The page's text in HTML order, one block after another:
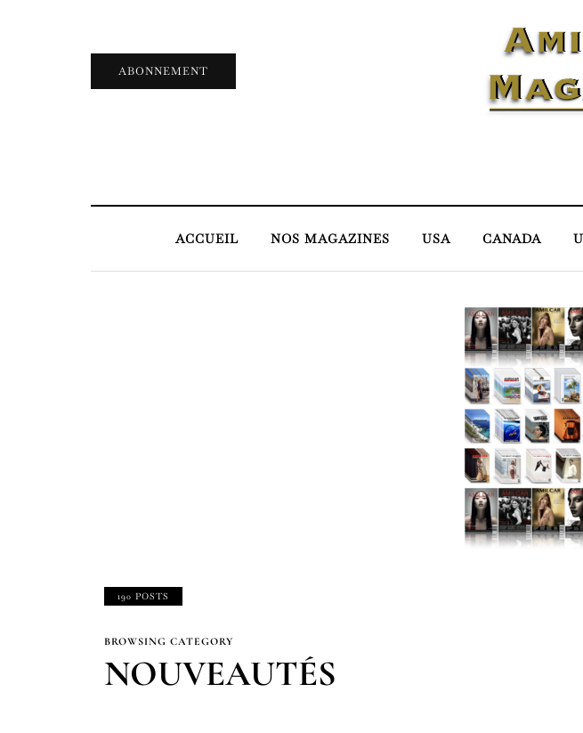
ABONNEMENT
ACCUEIL NOS MAGAZINES USA CANADA
190 POSTS
BROWSING CATEGORY
NOUVEAUTÉS